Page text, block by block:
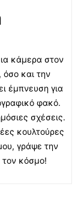
κάμερα στον
και την
έμπνευση για
φακό.
σχέσεις.
κουλτούρες
γράψε την
τον κόσμο!